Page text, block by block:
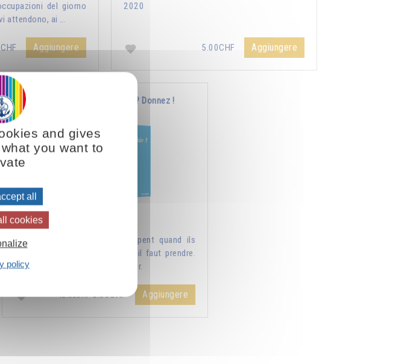
del giorno
attendono, ai …
Aggiungere
2020
5.00CHF Aggiungere
Vous voulez vous enrichir ? Donnez !
Combien les humains se trompent quand ils
s’imaginent que pour s’enrichir il faut prendre.
Non, pour s’enrichir, il faut donner.
12.00CHF5.00CHF Aggiungere
and gives
you want to
all
cookies
policy